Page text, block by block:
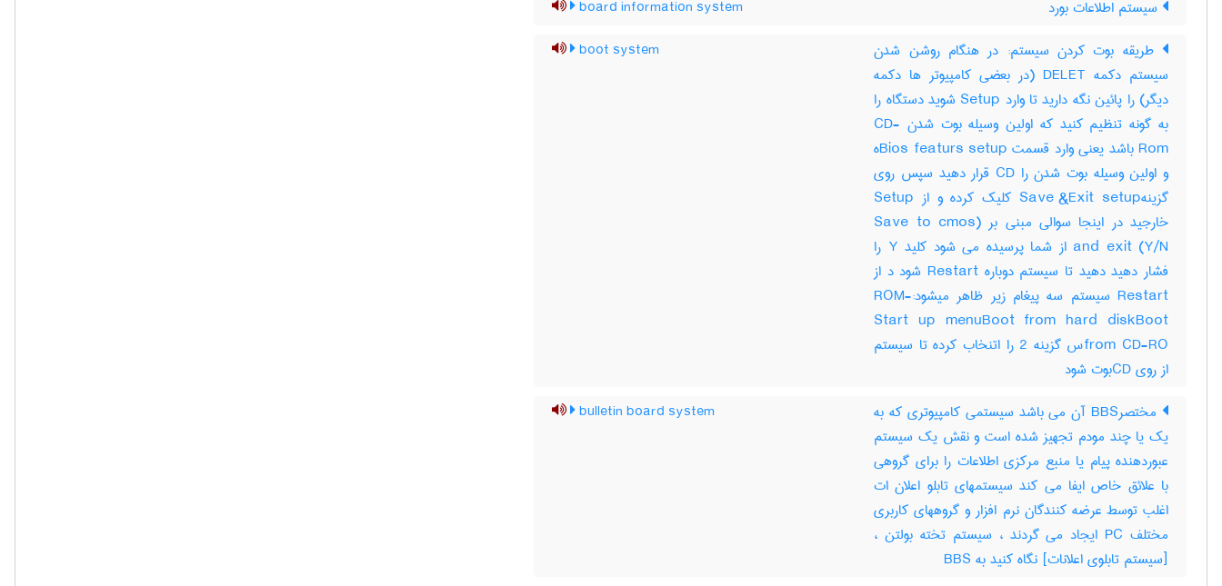
سیستم اطلاعات بورد board information system
طریقه بوت کردن سیستم: در هنگام روشن شدن
سیستم دکمه DELET (در بعضی کامپیوتر ها دکمه
دیگر) را پائین نگه دارید تا وارد Setup شوید دستگاه را
به گونه تنظیم کنید که اولین وسیله بوت شدن CD-
Rom باشد یعنی وارد قسمت Bios featurs setupه
و اولین وسیله بوت شدن را CD قرار دهید سپس روی
گزینهSave &Exit setup کلیک کرده و از Setup
خارجید در اینجا سوالی مبنی بر (Save to cmos
and exit (Y/N از شما پرسیده می شود کلید Y را
فشار دهید دهید تا سیستم دوباره Restart شود د از
Restart سیستم سه پیغام زیر ظاهر میشود:-ROM
Start up menuBoot from hard diskBoot
from CD-ROس گزینه 2 را اتنخاب کرده تا سیستم
از روی CDبوت شود
boot system
مختصرBBS آن می باشد سیستمی کامپیوتری که به
یک یا چند مودم تجهیز شده است و نقش یک سیستم
عبوردهنده پیام یا منبع مرکزی اطلاعات را برای گروهی
با علائق خاص ایفا می کند سیستمهای تابلو اعلان ات
اغلب توسط عرضه کنندگان نرم افزار و گروههای کاربری
مختلف PC ایجاد می گردند ، سیستم تخته بولتن ،
[سیستم تابلوی اعلانات] نگاه کنید به ‎ BBS
bulletin board system